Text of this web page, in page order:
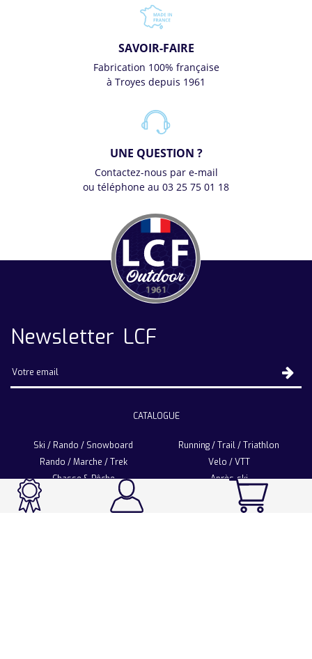
SAVOIR-FAIRE
Fabrication 100% française
à Troyes depuis 1961
UNE QUESTION ?
Contactez-nous par e-mail
ou téléphone au 03 25 75 01 18
Newsletter LCF
CATALOGUE
Ski / Rando / Snowboard
Running / Trail / Triathlon
Rando / Marche / Trek
Velo / VTT
Chasse & Pêche
Après-ski
Sport Fashion